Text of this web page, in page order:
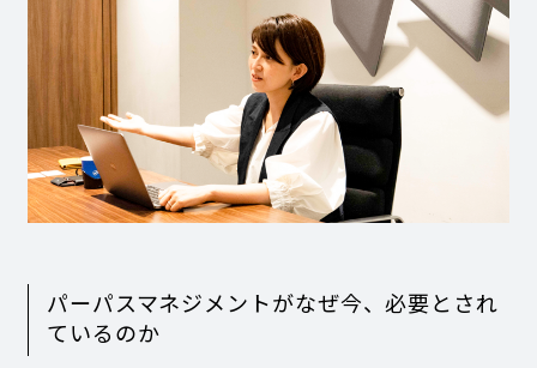
パーパスマネジメントがなぜ今、必要とされ
ているのか